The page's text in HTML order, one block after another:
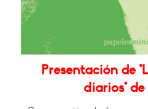
Presentación de
diarios"